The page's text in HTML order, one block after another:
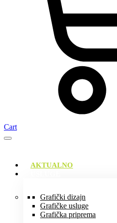
Cart
AKTUALNO
Grafički dizajn
Grafičke usluge
Grafička priprema